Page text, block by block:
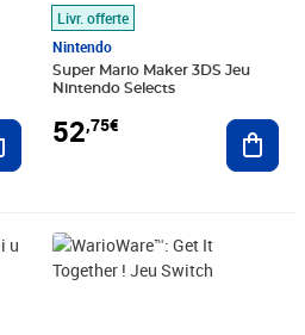
Ajouter au panier
Livr. offerte
Nintendo
Super Mario Maker 3DS Jeu
Nintendo Selects
52,75€
Prix 54,71€